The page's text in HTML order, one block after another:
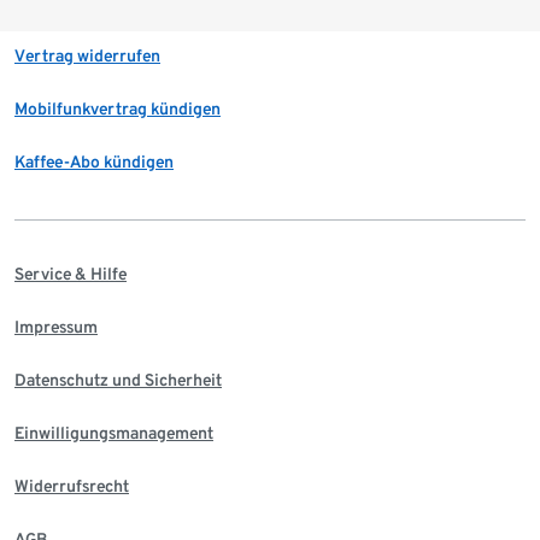
Vertrag widerrufen
Mobilfunkvertrag kündigen
Kaffee-Abo kündigen
Service & Hilfe
Impressum
Datenschutz und Sicherheit
Einwilligungsmanagement
Widerrufsrecht